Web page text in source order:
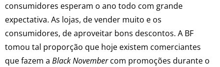
consumidores esperam o ano todo com grande
expectativa. As lojas, de vender muito e os
consumidores, de aproveitar bons descontos. A BF
tomou tal proporção que hoje existem comerciantes
que fazem a Black Novembercom promoções durante o